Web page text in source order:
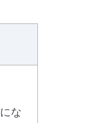
な